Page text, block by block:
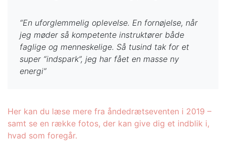
“En uforglemmelig oplevelse. En fornøjelse, når
jeg møder så kompetente instruktører både
faglige og menneskelige. Så tusind tak for et
super “indspark”, jeg har fået en masse ny
energi”
Her kan du læse mere fra åndedrætseventen i 2019 –
samt se en række fotos, der kan give dig et indblik i,
hvad som foregår.